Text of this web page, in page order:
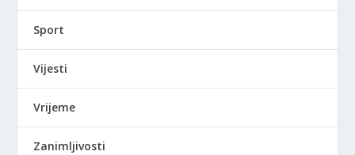
Sport
Vijesti
Vrijeme
Zanimljivosti